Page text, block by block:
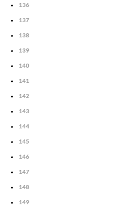
136
137
138
139
140
141
142
143
144
145
146
147
148
149